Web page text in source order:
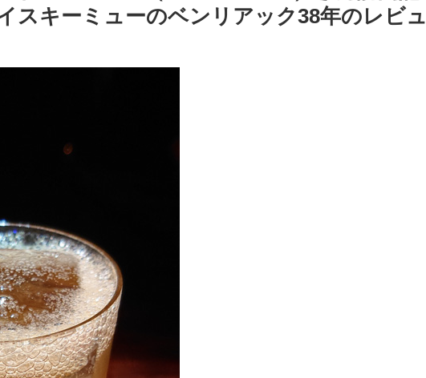
スキーミューのベンリアック38年のレビュ